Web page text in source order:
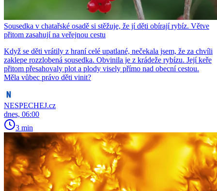
Sousedka v chatařské osadě si stěžuje, že jí děti obírají rybíz. Větve
přitom zasahují na veřejnou cestu
Když se děti vrátily z hraní celé upatlané, nečekala jsem, že za chvíli
zaklepe rozzlobená sousedka. Obvinila je z krádeže rybízu. Její keře
přitom přesahovaly plot a plody visely přímo nad obecní cestou.
Měla vůbec právo děti vinit?
NESPECHEJ.cz
dnes, 06:00
3 min